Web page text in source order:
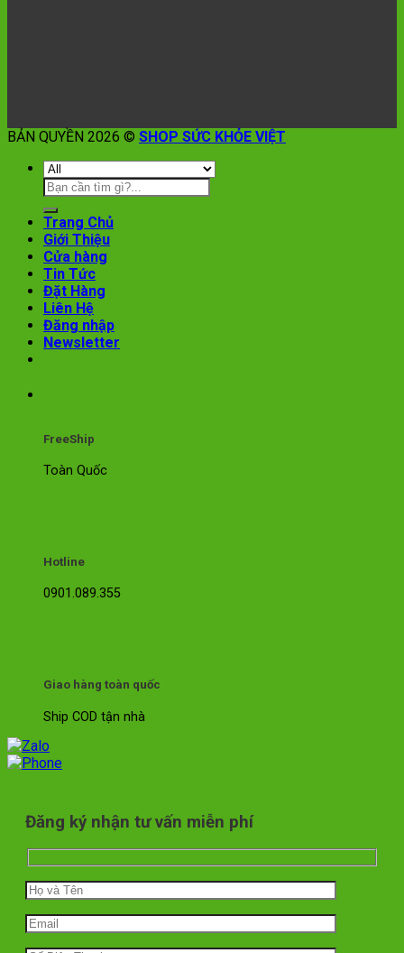
BẢN QUYỀN 2026 © SHOP SỨC KHỎE VIỆT
Trang Chủ
Giới Thiệu
Cửa hàng
Tin Tức
Đặt Hàng
Liên Hệ
Đăng nhập
Newsletter
FreeShip
Toàn Quốc
Hotline
0901.089.355
Giao hàng toàn quốc
Ship COD tận nhà
Đăng ký nhận tư vấn miễn phí